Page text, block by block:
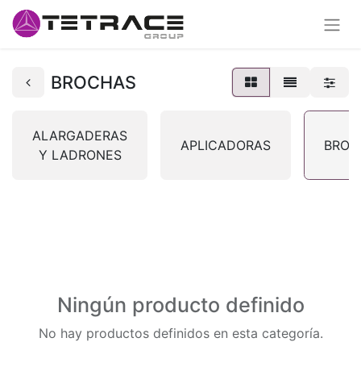
BROCHAS
ALARGADERAS
Y LADRONES
APLICADORAS
Ningún producto definido
No hay productos definidos en esta categoría.